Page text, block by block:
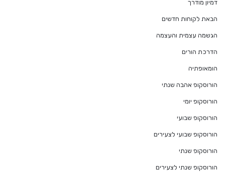
דמיון מודרך
הבאת לקוחות חדשים
הגשמה עצמית והעצמה
הדרכת הורים
הומאופתיה
הורוסקופ אהבה שנתי
הורוסקופ יומי
הורוסקופ שבועי
הורוסקופ שבועי לצעירים
הורוסקופ שנתי
הורוסקופ שנתי לצעירים